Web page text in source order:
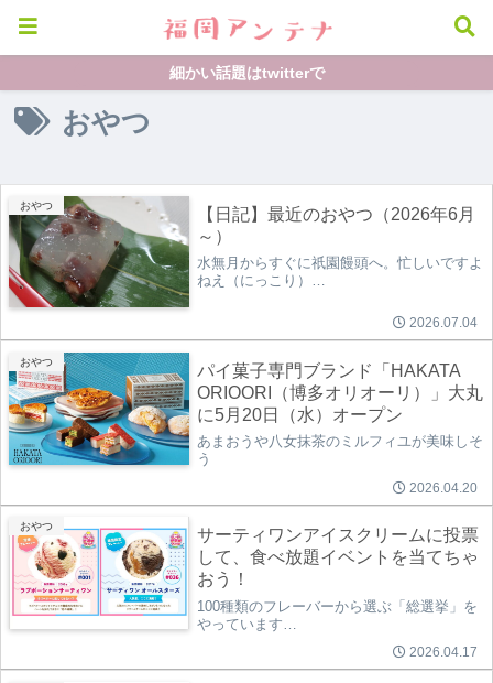
細かい話題はtwitterで
おやつ
おやつ
【日記】最近のおやつ（2026年6月
～）
水無月からすぐに祇園饅頭へ。忙しいですよ
ねえ（にっこり）…
2026.07.04
おやつ
パイ菓子専門ブランド「HAKATA
ORIOORI（博多オリオーリ）」大丸
に5月20日（水）オープン
あまおうや八女抹茶のミルフィユが美味しそ
う
2026.04.20
おやつ
サーティワンアイスクリームに投票
して、食べ放題イベントを当てちゃ
おう！
100種類のフレーバーから選ぶ「総選挙」を
やっています…
2026.04.17